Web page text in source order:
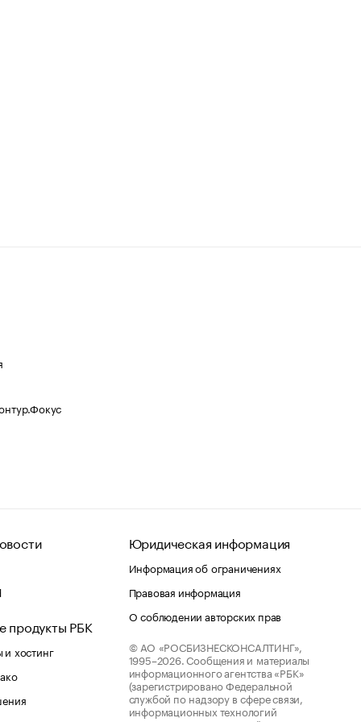
продукты РБК
хостинг
Юридическая информация
Информация об ограничениях
Правовая информация
О соблюдении авторских прав
© АО «РОСБИЗНЕСКОНСАЛТИНГ»,
1995–2026. Сообщения и материалы
информационного агентства «РБК»
(зарегистрировано Федеральной
службой по надзору в сфере связи,
информационных технологий